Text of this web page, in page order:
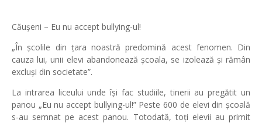
Căușeni – Eu nu accept bullying-ul!
„În școlile din țara noastră predomină acest fenomen. Din
cauza lui, unii elevi abandonează școala, se izolează și rămân
excluși din societate”.
La intrarea liceului unde își fac studiile, tinerii au pregătit un
panou „Eu nu accept bullying-ul!” Peste 600 de elevi din școală
s-au semnat pe acest panou. Totodată, toți elevii au primit